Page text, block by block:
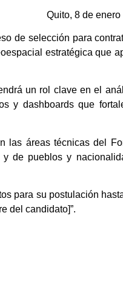
Quito, 8 de
de selección para
estratégica
un rol clave en el
y dashboards que
las áreas técnicas del
de pueblos y
para su postulación
del candidato]”.